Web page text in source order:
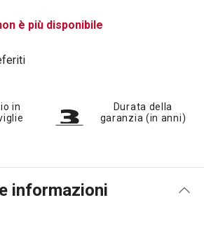
è più disponibile
in
Durata della
garanzia (in anni)
informazioni